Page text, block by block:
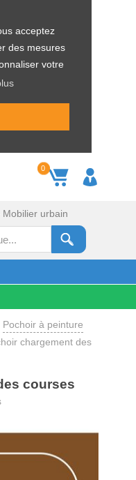
acceptez
des mesures
votre
0
urbain
Pochoir à peinture
chargement des
courses